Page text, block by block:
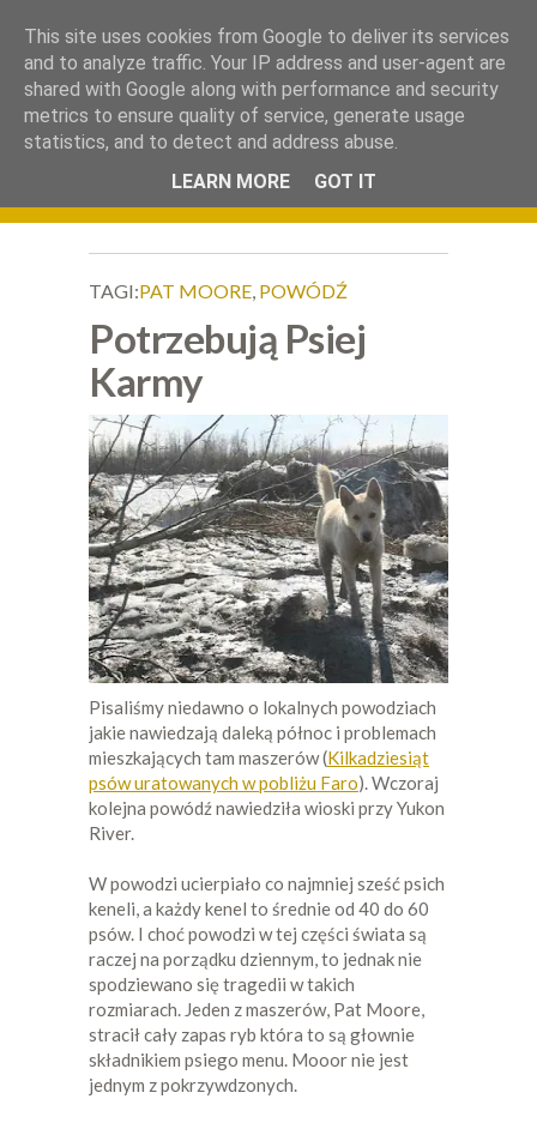
Okiem Obiektywu.
TAGI:PAT MOORE, POWÓDŹ
Potrzebują Psiej
Karmy
Pisaliśmy niedawno o lokalnych powodziach
jakie nawiedzają daleką północ i problemach
mieszkających tam maszerów (Kilkadziesiąt
psów uratowanych w pobliżu Faro). Wczoraj
kolejna powódź nawiedziła wioski przy Yukon
River.
W powodzi ucierpiało co najmniej sześć psich
keneli, a każdy kenel to średnie od 40 do 60
psów. I choć powodzi w tej części świata są
raczej na porządku dziennym, to jednak nie
spodziewano się tragedii w takich
rozmiarach. Jeden z maszerów, Pat Moore,
stracił cały zapas ryb która to są głownie
składnikiem psiego menu. Mooor nie jest
jednym z pokrzywdzonych.
This site uses cookies from Google to deliver its services
and to analyze traffic. Your IP address and user-agent are
shared with Google along with performance and security
metrics to ensure quality of service, generate usage
statistics, and to detect and address abuse.
LEARN MORE
GOT IT